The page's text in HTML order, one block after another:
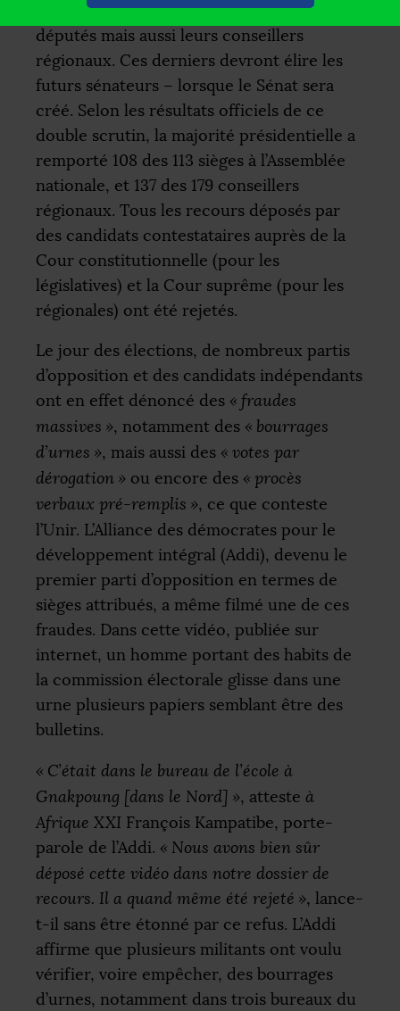
devaient choisir non seulement leurs
députés mais aussi leurs conseillers
régionaux. Ces derniers devront élire les
futurs sénateurs – lorsque le Sénat sera
créé. Selon les résultats officiels de ce
double scrutin, la majorité présidentielle a
remporté 108 des 113 sièges à l’Assemblée
nationale, et 137 des 179 conseillers
régionaux. Tous les recours déposés par
des candidats contestataires auprès de la
Cour constitutionnelle (pour les
législatives) et la Cour suprême (pour les
régionales) ont été rejetés.
Le jour des élections, de nombreux partis
d’opposition et des candidats indépendants
ont en effet dénoncé des « fraudes
massives », notamment des « bourrages
d’urnes », mais aussi des « votes par
dérogation » ou encore des « procès
verbaux pré-remplis », ce que conteste
l’Unir. L’Alliance des démocrates pour le
développement intégral (Addi), devenu le
premier parti d’opposition en termes de
sièges attribués, a même filmé une de ces
fraudes. Dans cette vidéo, publiée sur
internet, un homme portant des habits de
la commission électorale glisse dans une
urne plusieurs papiers semblant être des
bulletins.
« C’était dans le bureau de l’école à
Gnakpoung [dans le Nord] », atteste à
Afrique XXI François Kampatibe, porte-
parole de l’Addi. « Nous avons bien sûr
déposé cette vidéo dans notre dossier de
recours. Il a quand même été rejeté », lance-
t-il sans être étonné par ce refus. L’Addi
affirme que plusieurs militants ont voulu
vérifier, voire empêcher, des bourrages
d’urnes, notamment dans trois bureaux du